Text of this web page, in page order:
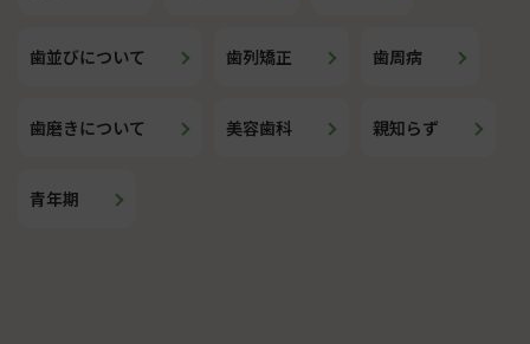
歯並びについて 歯列矯正 歯周病
歯磨きについて 美容歯科 親知らず
青年期